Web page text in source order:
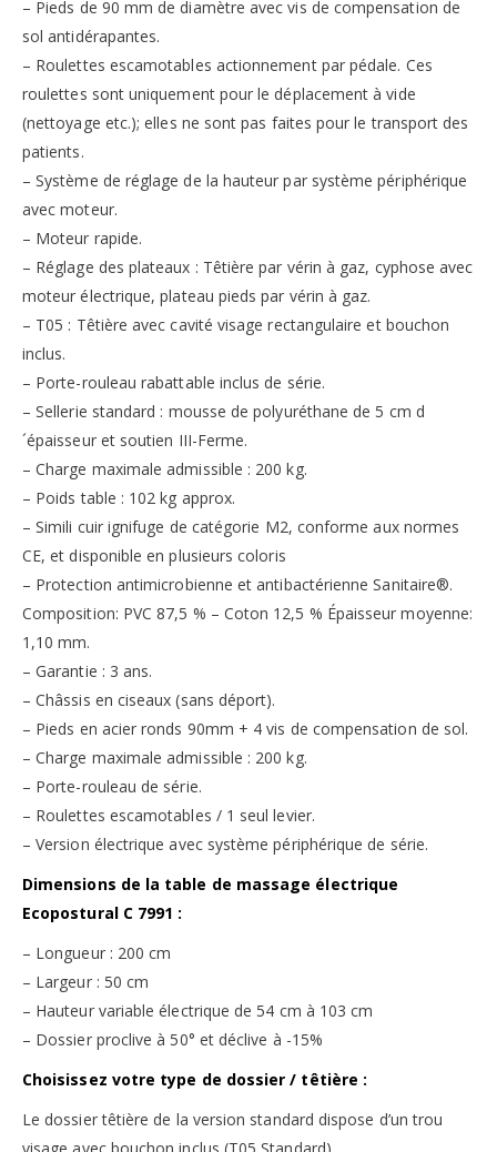
– Pieds de 90 mm de diamètre avec vis de compensation de
sol antidérapantes.
– Roulettes escamotables actionnement par pédale. Ces
roulettes sont uniquement pour le déplacement à vide
(nettoyage etc.); elles ne sont pas faites pour le transport des
patients.
– Système de réglage de la hauteur par système périphérique
avec moteur.
– Moteur rapide.
– Réglage des plateaux : Têtière par vérin à gaz, cyphose avec
moteur électrique, plateau pieds par vérin à gaz.
– T05 : Têtière avec cavité visage rectangulaire et bouchon
inclus.
– Porte-rouleau rabattable inclus de série.
– Sellerie standard : mousse de polyuréthane de 5 cm d
´épaisseur et soutien III-Ferme.
– Charge maximale admissible : 200 kg.
– Poids table : 102 kg approx.
– Simili cuir ignifuge de catégorie M2, conforme aux normes
CE, et disponible en plusieurs coloris
– Protection antimicrobienne et antibactérienne Sanitaire®.
Composition: PVC 87,5 % – Coton 12,5 % Épaisseur moyenne:
1,10 mm.
– Garantie : 3 ans.
– Châssis en ciseaux (sans déport).
– Pieds en acier ronds 90mm + 4 vis de compensation de sol.
– Charge maximale admissible : 200 kg.
– Porte-rouleau de série.
– Roulettes escamotables / 1 seul levier.
– Version électrique avec système périphérique de série.
Dimensions de la table de massage électrique
Ecopostural C 7991 :
– Longueur : 200 cm
– Largeur : 50 cm
– Hauteur variable électrique de 54 cm à 103 cm
– Dossier proclive à 50° et déclive à -15%
Choisissez votre type de dossier / têtière :
Le dossier têtière de la version standard dispose d’un trou